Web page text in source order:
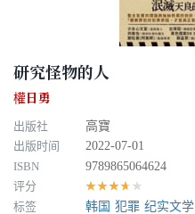
研究怪物的人
權日勇
出版社
高寶
出版时间
2022-07-01
ISBN
9789865064624
评分
★★★★★
标签 韩国 犯罪 纪实文学